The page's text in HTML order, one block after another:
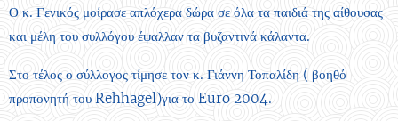
Ο κ. Γενικός μοίρασε απλόχερα δώρα σε όλα τα παιδιά της αίθουσας
και μέλη του συλλόγου έψαλλαν τα βυζαντινά κάλαντα.
Στο τέλος ο σύλλογος τίμησε τον κ. Γιάννη Τοπαλίδη ( βοηθό
προπονητή του Rehhagel)για το Euro 2004.